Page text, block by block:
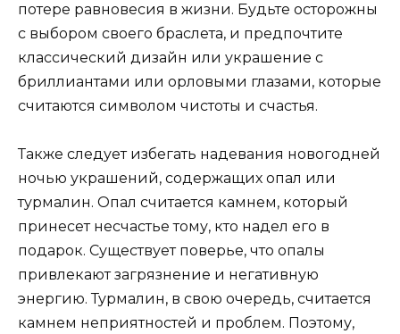
потере равновесия в жизни. Будьте осторожны
с выбором своего браслета, и предпочтите
классический дизайн или украшение с
бриллиантами или орловыми глазами, которые
считаются символом чистоты и счастья.
Также следует избегать надевания новогодней
ночью украшений, содержащих опал или
турмалин. Опал считается камнем, который
принесет несчастье тому, кто надел его в
подарок. Существует поверье, что опалы
привлекают загрязнение и негативную
энергию. Турмалин, в свою очередь, считается
камнем неприятностей и проблем. Поэтому,